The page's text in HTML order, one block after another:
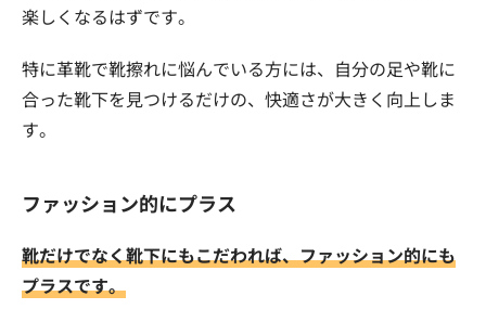
楽しくなるはずです。
特に革靴で靴擦れに悩んでいる方には、自分の足や靴に
合った靴下を見つけるだけの、快適さが大きく向上しま
す。
ファッション的にプラス
靴だけでなく靴下にもこだわれば、ファッション的にも
プラスです。